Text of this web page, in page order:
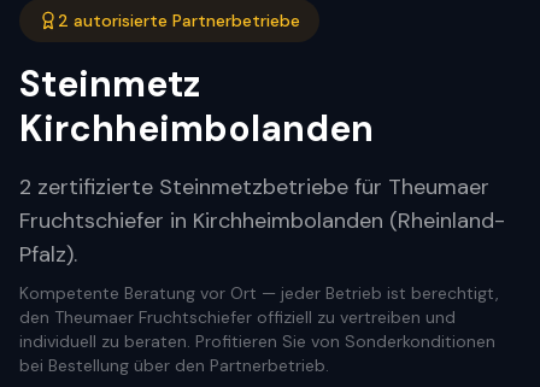
2 autorisierte Partnerbetriebe
Steinmetz
Kirchheimbolanden
2 zertifizierte Steinmetzbetriebe für Theumaer
Fruchtschiefer in Kirchheimbolanden (Rheinland-
Pfalz).
Kompetente Beratung vor Ort — jeder Betrieb ist berechtigt,
den Theumaer Fruchtschiefer offiziell zu vertreiben und
individuell zu beraten. Profitieren Sie von Sonderkonditionen
bei Bestellung über den Partnerbetrieb.